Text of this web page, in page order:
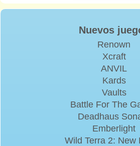
Nuevos
Renown
Xcraft
ANVIL
Kards
Vaults
Battle For The
Deadhaus
Emberlight
Wild Terra 2: New